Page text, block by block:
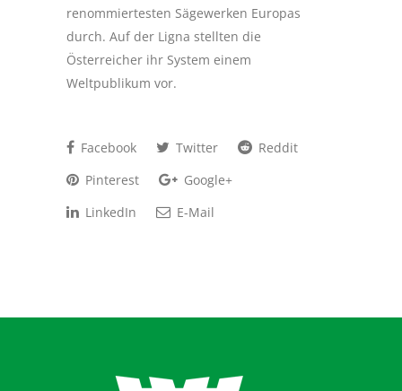
renommiertesten Sägewerken Europas
durch. Auf der Ligna stellten die
Österreicher ihr System einem
Weltpublikum vor.
Facebook Twitter
Reddit
Pinterest
Google+
LinkedIn
E-Mail